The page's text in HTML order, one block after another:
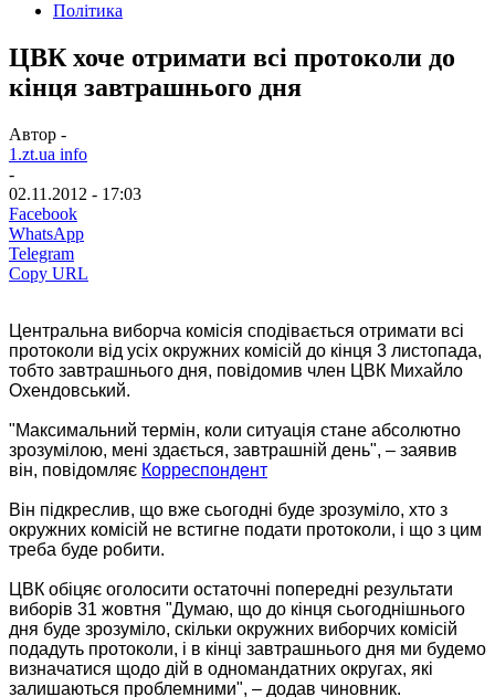
Політика
ЦВК хоче отримати всі протоколи до
кінця завтрашнього дня
Автор -
1.zt.ua info
-
02.11.2012 - 17:03
Facebook
WhatsApp
Telegram
Copy URL
Центральна виборча комісія сподівається отримати всі
протоколи від усіх окружних комісій до кінця 3 листопада,
тобто завтрашнього дня, повідомив член ЦВК Михайло
Охендовський.
"Максимальний термін, коли ситуація стане абсолютно
зрозумілою, мені здається, завтрашній день", – заявив
він, повідомляє Корреспондент
Він підкреслив, що вже сьогодні буде зрозуміло, хто з
окружних комісій не встигне подати протоколи, і що з цим
треба буде робити.
ЦВК обіцяє оголосити остаточні попередні результати
виборів 31 жовтня "Думаю, що до кінця сьогоднішнього
дня буде зрозуміло, скільки окружних виборчих комісій
подадуть протоколи, і в кінці завтрашнього дня ми будемо
визначатися щодо дій в одномандатних округах, які
залишаються проблемними", – додав чиновник.